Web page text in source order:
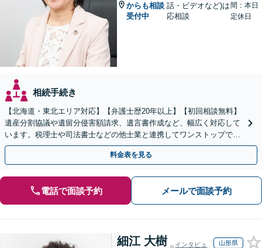
からも相談
受付中
話・ビデオなど)は
応相談
間：本日
定休日
相続手続き
【北海道・東北エリア対応】【弁護士歴20年以上】【初回相談無料】
遺産分割協議や遺留分侵害額請求、遺言書作成など、幅広く対応して
います。税理士や司法書士などの他士業と連携してワンストップでの
解決が可能です。ぜひご相談ください。
料金表を見る
電話で面談予約 メールで面談予約
細江 大樹
インタビュ
山形県